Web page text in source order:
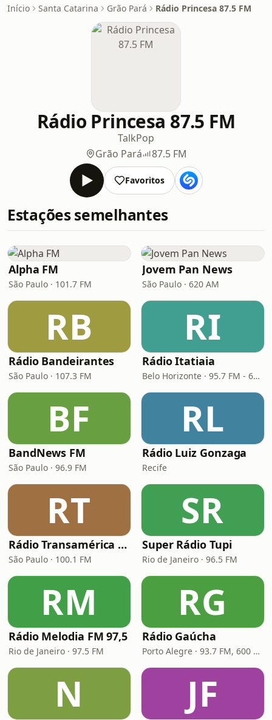
Início Santa Catarina Grão Pará Rádio Princesa 87.5 FM
Rádio Princesa 87.5 FM
TalkPop
Grão Pará
87.5 FM
Favoritos
Estações semelhantes
Alpha FM
São Paulo · 101.7 FM
Jovem Pan News
São Paulo · 620 AM
RB
Rádio Bandeirantes
São Paulo · 107.3 FM
RI
Rádio Itatiaia
Belo Horizonte · 95.7 FM - 610 AM
BF
BandNews FM
São Paulo · 96.9 FM
RL
Rádio Luiz Gonzaga
Recife
RT
Rádio Transamérica (TMC)
São Paulo · 100.1 FM
SR
Super Rádio Tupi
Rio de Janeiro · 96.5 FM
RM
Rádio Melodia FM 97,5
Rio de Janeiro · 97.5 FM
RG
Rádio Gaúcha
Porto Alegre · 93.7 FM, 600 AM
N JF